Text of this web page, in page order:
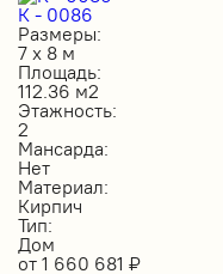
К - 0086
Размеры:
7 х 8 м
Площадь:
112.36 м2
Этажность:
2
Мансарда:
Нет
Материал:
Кирпич
Тип:
Дом
от 1 660 681 ₽